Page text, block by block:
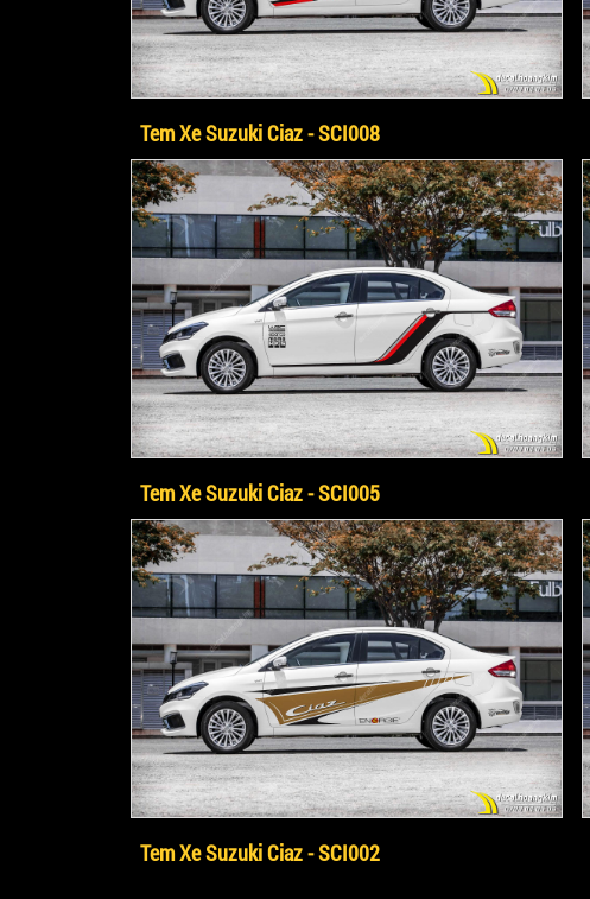
Tem Xe Suzuki Ciaz - SCI008
Tem Xe Suzuki Ciaz - SCI005
Tem Xe Suzuki Ciaz - SCI002